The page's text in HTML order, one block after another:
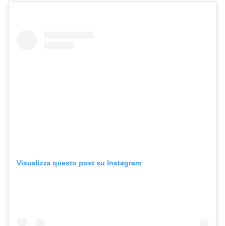
Visualizza questo post su Instagram